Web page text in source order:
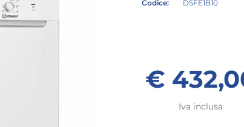
Codice: DSFE1B10
€
Iva inclusa